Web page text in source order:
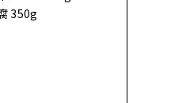
350g